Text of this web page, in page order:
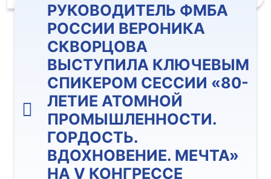
РУКОВОДИТЕЛЬ ФМБА
РОССИИ ВЕРОНИКА
СКВОРЦОВА
ВЫСТУПИЛА КЛЮЧЕВЫМ
СПИКЕРОМ СЕССИИ «80-
ЛЕТИЕ АТОМНОЙ
ПРОМЫШЛЕННОСТИ.
ГОРДОСТЬ.
ВДОХНОВЕНИЕ. МЕЧТА»
НА V КОНГРЕССЕ